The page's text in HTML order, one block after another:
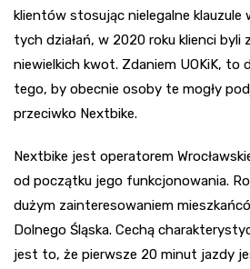
klientów stosując nielegalne klauzule
tych działań, w 2020 roku klienci byli
niewielkich kwot. Zdaniem UOKiK, to
tego, by obecnie osoby te mogły
przeciwko Nextbike.
Nextbike jest operatorem
od początku jego funkcjonowania.
dużym zainteresowaniem
Dolnego Śląska. Cechą
jest to, że pierwsze 20 minut jazdy